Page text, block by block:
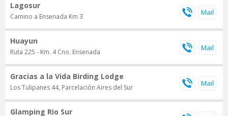
Lagosur
Camino a Ensenada Km 3
Huayun
Ruta 225 - Km. 4 Cno. Ensenada
Gracias a la Vida Birding Lodge
Los Tulipanes 44, Parcelación Aires del Sur
Glamping Rio Sur